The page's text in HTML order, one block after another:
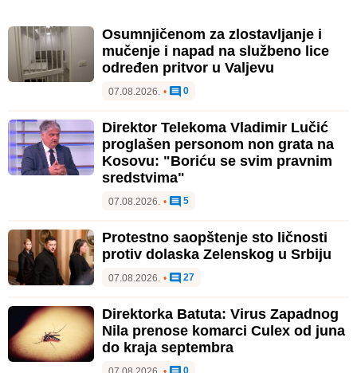
Osumnjičenom za zlostavljanje i
mučenje i napad na službeno lice
određen pritvor u Valjevu
07.08.2026. • 0
Direktor Telekoma Vladimir Lučić
proglašen personom non grata na
Kosovu: "Boriću se svim pravnim
sredstvima"
07.08.2026. • 5
Protestno saopštenje sto ličnosti
protiv dolaska Zelenskog u Srbiju
07.08.2026. • 27
Direktorka Batuta: Virus Zapadnog
Nila prenose komarci Culex od juna
do kraja septembra
0